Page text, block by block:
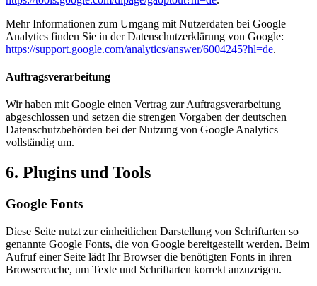
Mehr Informationen zum Umgang mit Nutzerdaten bei Google
Analytics finden Sie in der Datenschutzerklärung von Google:
https://support.google.com/analytics/answer/6004245?hl=de.
Auftragsverarbeitung
Wir haben mit Google einen Vertrag zur Auftragsverarbeitung
abgeschlossen und setzen die strengen Vorgaben der deutschen
Datenschutzbehörden bei der Nutzung von Google Analytics
vollständig um.
6. Plugins und Tools
Google Fonts
Diese Seite nutzt zur einheitlichen Darstellung von Schriftarten so
genannte Google Fonts, die von Google bereitgestellt werden. Beim
Aufruf einer Seite lädt Ihr Browser die benötigten Fonts in ihren
Browsercache, um Texte und Schriftarten korrekt anzuzeigen.